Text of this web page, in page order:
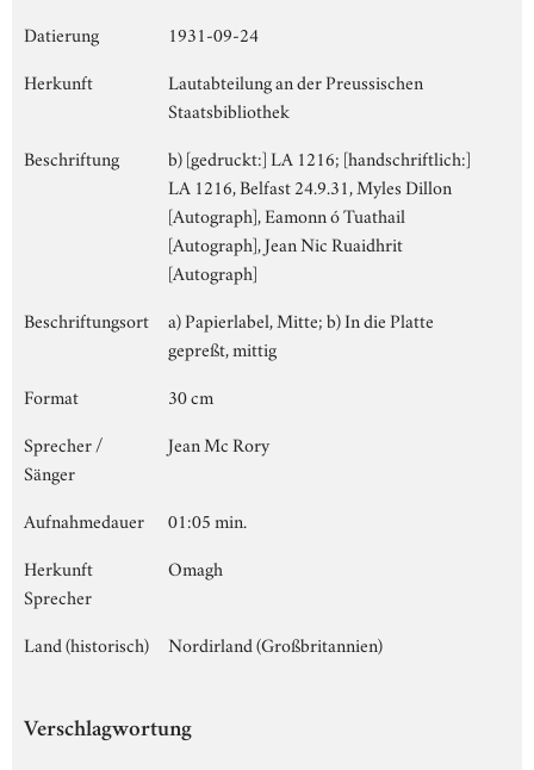
Datierung
1931-09-24
Herkunft
Lautabteilung an der Preussischen
Staatsbibliothek
Beschriftung
b) [gedruckt:] LA 1216; [handschriftlich:]
LA 1216, Belfast 24.9.31, Myles Dillon
[Autograph], Eamonn ó Tuathail
[Autograph], Jean Nic Ruaidhrit
[Autograph]
Beschriftungsort
a) Papierlabel, Mitte; b) In die Platte
gepreßt, mittig
Format
30 cm
Sprecher /
Sänger
Jean Mc Rory
Aufnahmedauer
01:05 min.
Herkunft
Sprecher
Omagh
Land (historisch) Nordirland (Großbritannien)
Verschlagwortung